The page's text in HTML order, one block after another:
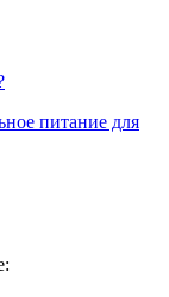
питание для